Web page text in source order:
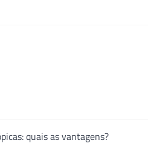
quais as vantagens?